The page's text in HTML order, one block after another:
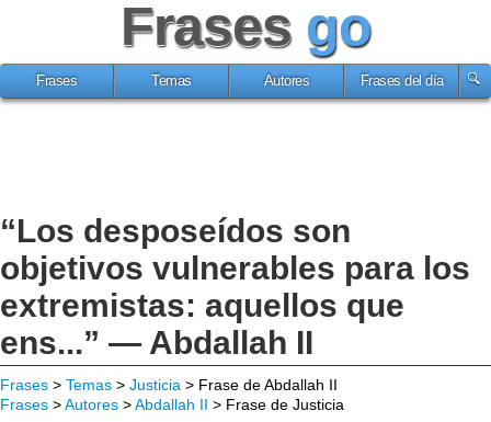
Frases go
Frases Temas Autores Frases del día
“Los desposeídos son
objetivos vulnerables para los
extremistas: aquellos que
ens...” — Abdallah II
Frases > Temas > Justicia > Frase de Abdallah II
Frases >Autores >Abdallah II > Frase de Justicia